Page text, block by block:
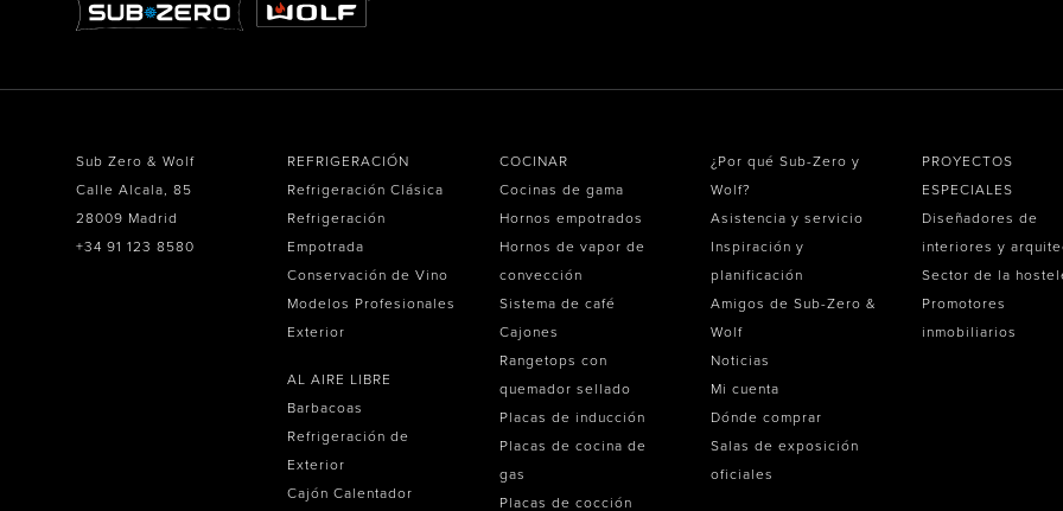
Sub Zero & Wolf
Calle Alcala, 85
28009 Madrid
+34 91 123 8580
REFRIGERACIÓN
Refrigeración Clásica
Refrigeración
Empotrada
Conservación de Vino
Modelos Profesionales
Exterior
AL AIRE LIBRE
Barbacoas
Refrigeración de
Exterior
Cajón Calentador
COCINAR
Cocinas de gama
Hornos empotrados
Hornos de vapor de
convección
Sistema de café
Cajones
Rangetops con
quemador sellado
Placas de inducción
Placas de cocina de
gas
Placas de cocción
¿Por qué Sub-Zero y
Wolf?
Asistencia y servicio
Inspiración y
planificación
Amigos de Sub-Zero &
Wolf
Noticias
Mi cuenta
Dónde comprar
Salas de exposición
oficiales
PROYECTOS
ESPECIALES
Diseñadores de
interiores y
Sector de la
Promotores
inmobiliarios